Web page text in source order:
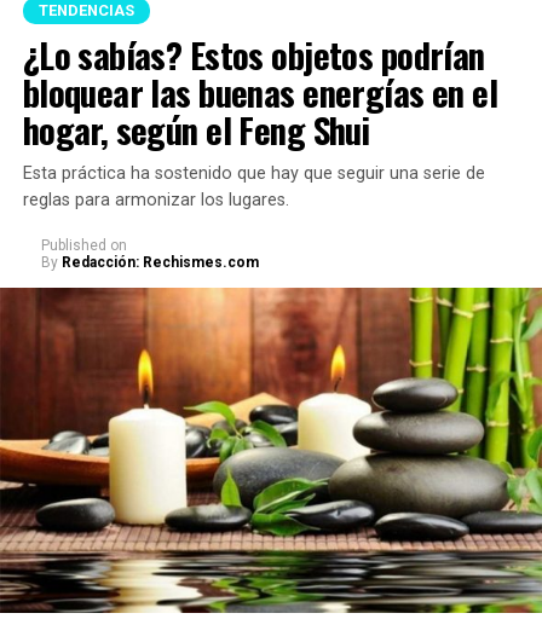
TENDENCIAS
¿Lo sabías? Estos objetos podrían
bloquear las buenas energías en el
hogar, según el Feng Shui
Esta práctica ha sostenido que hay que seguir una serie de
reglas para armonizar los lugares.
Published on
By Redacción: Rechismes.com